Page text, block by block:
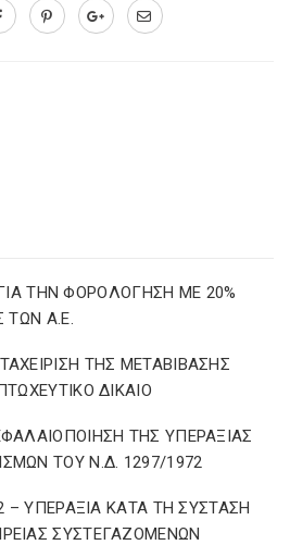
ΓΙΑ ΤΗΝ ΦΟΡΟΛΟΓΗΣΗ ΜΕ 20%
ΤΩΝ Α.Ε.
ΤΗΣ ΜΕΤΑΒΙΒΑΣΗΣ
ΔΙΚΑΙΟ
ΤΗΣ ΥΠΕΡΑΞΙΑΣ
ΤΟΥ N.Δ. 1297/1972
– ΥΠΕΡΑΞΙΑ ΚΑΤΑ ΤΗ ΣΥΣΤΑΣΗ
ΣΥΣΤΕΓΑΖΟΜΕΝΩΝ